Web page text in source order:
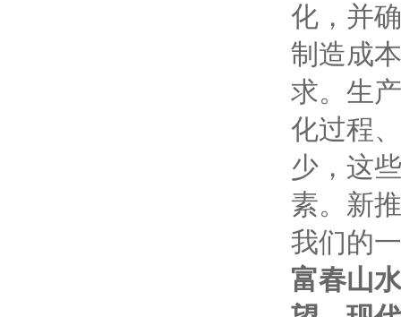
化，并
制造成
求。生
化过程
少，这
素。新
我们的
富春山